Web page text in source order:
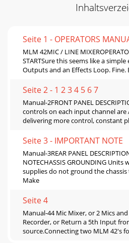
Seite 1 - OPERATORS
MLM 42MIC / LINE
STARTSure this seems like a
Outputs and an Eﬀects Loop. Fine.
Seite 2 - 1 2 3 4 5 6 7
Manual-2FRONT PANEL
controls on each input channel are
delivering more control, constant
Seite 3 - IMPORTANT NOTE
Manual-3REAR PANEL
NOTECHASSIS GROUNDING
supplies do not ground the
Make
Seite 4
Manual-44 Mic Mixer, or 2 Mics
Recorder, or Return a 5th Input
source.Connecting two MLM 42's